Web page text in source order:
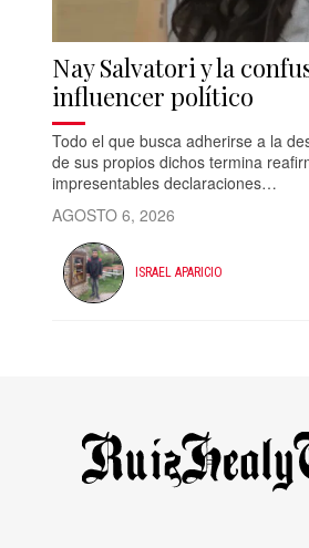
Nay Salvatori y la
influencer político
Todo el que busca adherirse a la
de sus propios dichos termina
impresentables declaraciones…
AGOSTO 6, 2026
ISRAEL APARICIO